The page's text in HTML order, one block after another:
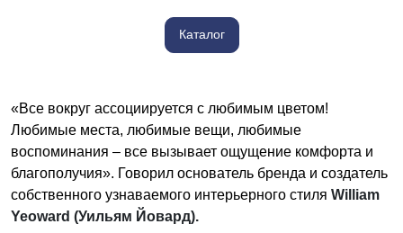
Каталог
«Все вокруг ассоциируется с любимым цветом!
Любимые места, любимые вещи, любимые
воспоминания – все вызывает ощущение комфорта и
благополучия». Говорил основатель бренда и создатель
собственного узнаваемого интерьерного стиля William
Yeoward (Уильям Йовард).